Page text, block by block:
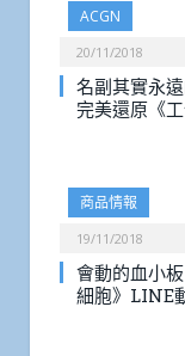
ACGN
20/11/2018
名副其實永
完美還原《
商品情報
19/11/2018
會動的血小
細胞》LINE